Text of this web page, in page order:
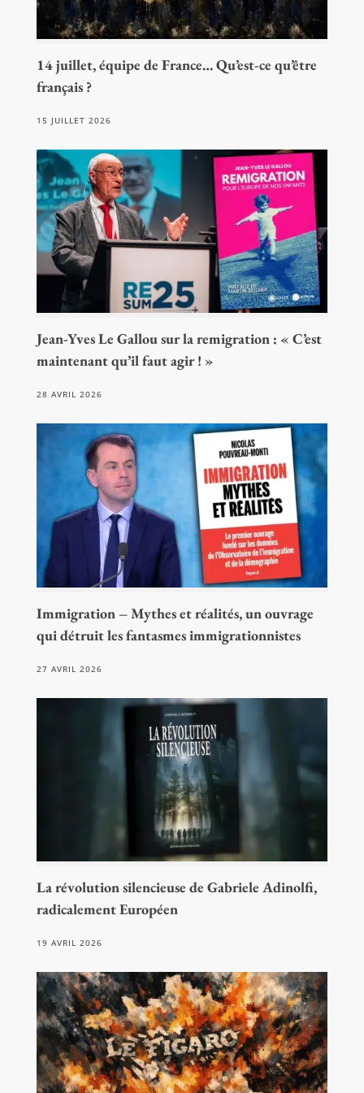
14 juillet, équipe de France… Qu’est-ce qu’être
français ?
15 JUILLET 2026
Jean-Yves Le Gallou sur la remigration : « C’est
maintenant qu’il faut agir ! »
28 AVRIL 2026
Immigration – Mythes et réalités, un ouvrage
qui détruit les fantasmes immigrationnistes
27 AVRIL 2026
La révolution silencieuse de Gabriele Adinolfi,
radicalement Européen
19 AVRIL 2026